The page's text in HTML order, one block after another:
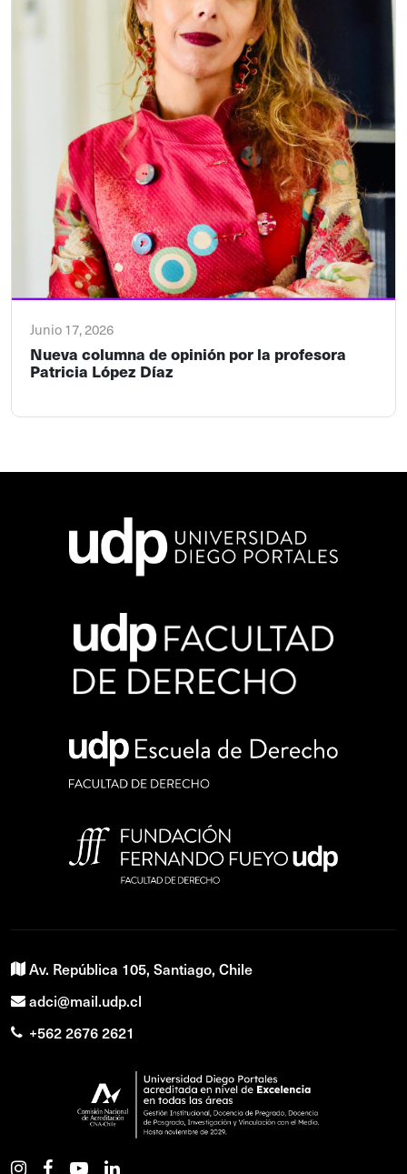
Junio 17, 2026
Nueva columna de opinión por la profesora
Patricia López Díaz
Av. República 105, Santiago, Chile
adci@mail.udp.cl
+562 2676 2621